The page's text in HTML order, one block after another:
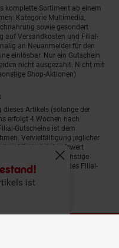
ist
Fenster
komplette Sortiment ab einem
Kategorie Multimedia,
sowie gesondert
auf Versandkosten und Filial-
an Neuanmelder für den
einlösbar. Nur ein Gutschein
nicht ausgezahlt. Nicht mit
Shop-Aktionen)
dieses Artikels (solange der
erfolgt 4 Wochen nach
Gutscheins ist dem
Vervielfältigung jeglicher
Mindesteinkaufswert
(PAYBACK oder sonstige
Gültigkeitszeitraum des Filial-